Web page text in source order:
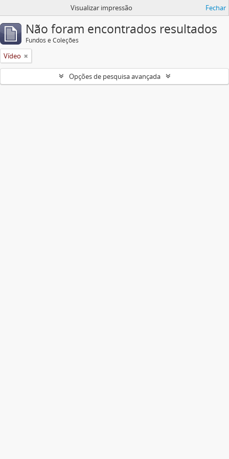
Visualizar impressão Fechar
Não foram encontrados resultados
Fundos e Coleções
Vídeo
Opções de pesquisa avançada